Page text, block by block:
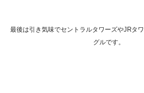
最後は引き気味でセントラルタワーズやJRタ
グルです。